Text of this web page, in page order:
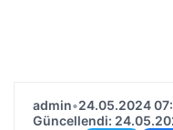
admin•24.05.2024
Güncellendi: